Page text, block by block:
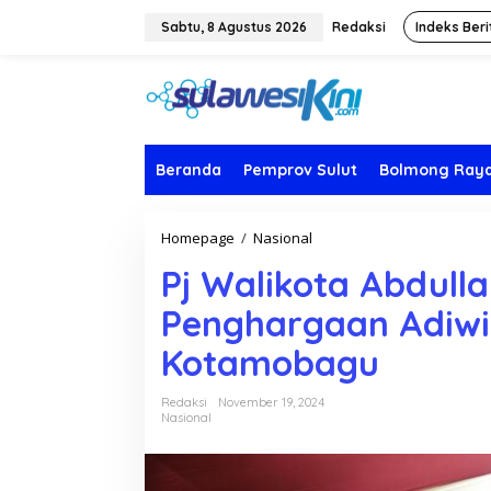
Sabtu, 8 Agustus 2026 Redaksi Indeks
Beranda Pemprov Sulut Bolmong
Homepage / Nasional
W
a
l
i
k
o
t
b
Pj Walikota
Penghargaan
Kotamobagu
Redaksi
November 19, 2024
Nasional